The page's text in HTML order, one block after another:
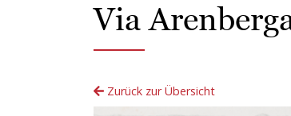
Via
Zurück zur Übersicht